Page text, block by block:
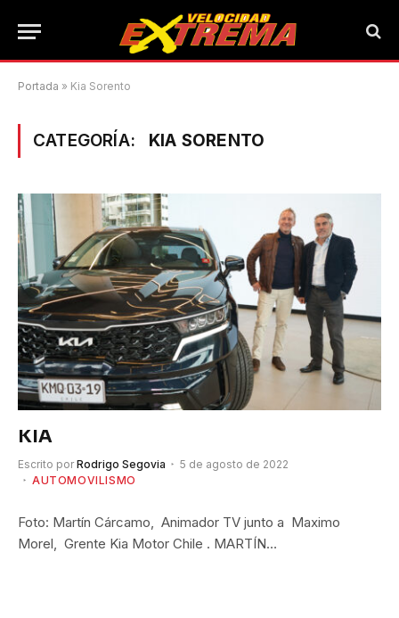
Portada » Kia Sorento
CATEGORÍA: KIA SORENTO
KIA
Escrito por Rodrigo Segovia
5 de agosto de 2022
AUTOMOVILISMO
Foto: Martín Cárcamo, Animador TV junto a Maximo
Morel, Grente Kia Motor Chile . MARTÍN…